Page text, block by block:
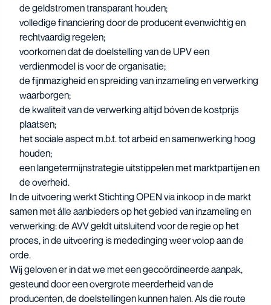
de geldstromen transparant houden;
volledige financiering door de producent evenwichtig en
rechtvaardig regelen;
voorkomen dat de doelstelling van de UPV een
verdienmodel is voor de organisatie;
de fijnmazigheid en spreiding van inzameling en verwerking
waarborgen;
de kwaliteit van de verwerking altijd bóven de kostprijs
plaatsen;
het sociale aspect m.b.t. tot arbeid en samenwerking hoog
houden;
een langetermijnstrategie uitstippelen met marktpartijen en
de overheid.
In de uitvoering werkt Stichting OPEN via inkoop in de markt
samen met álle aanbieders op het gebied van inzameling en
verwerking: de AVV geldt uitsluitend voor de regie op het
proces, in de uitvoering is mededinging weer volop aan de
orde.
Wij geloven er in dat we met een gecoördineerde aanpak,
gesteund door een overgrote meerderheid van de
producenten, de doelstellingen kunnen halen. Als die route